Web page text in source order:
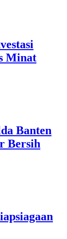
Minat
Banten
Bersih